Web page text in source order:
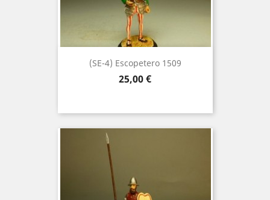
(SE-4) Escopetero 1509
Precio
25,00 €